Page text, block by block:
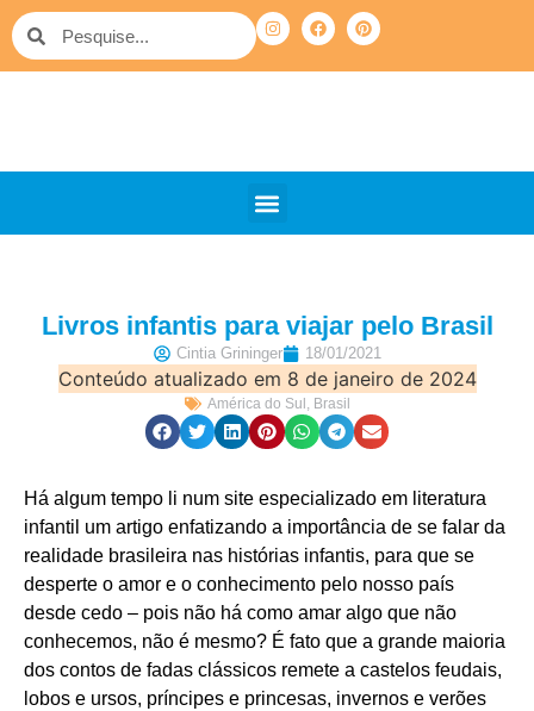
Livros infantis para viajar pelo Brasil
Cintia Grininger 18/01/2021
Conteúdo atualizado em 8 de janeiro de 2024
América do Sul , Brasil
Há algum tempo li num site especializado em literatura
infantil um artigo enfatizando a importância de se falar da
realidade brasileira nas histórias infantis, para que se
desperte o amor e o conhecimento pelo nosso país
desde cedo – pois não há como amar algo que não
conhecemos, não é mesmo? É fato que a grande maioria
dos contos de fadas clássicos remete a castelos feudais,
lobos e ursos, príncipes e princesas, invernos e verões